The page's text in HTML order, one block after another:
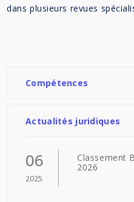
dans plusieurs revues
Compétences
Actualités juridiques
06
2025
Classement
2026